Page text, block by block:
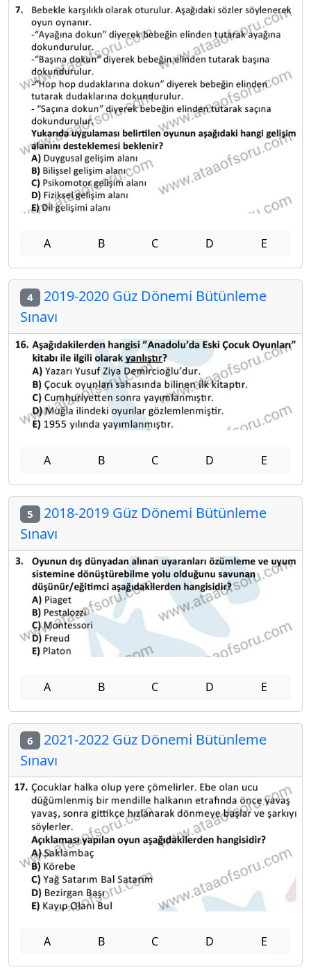
A B C D E
4 2019-2020 Güz Dönemi Bütünleme
Sınavı
A B C D E
5 2018-2019 Güz Dönemi Bütünleme
Sınavı
A B C D E
6 2021-2022 Güz Dönemi Bütünleme
Sınavı
A B C D E